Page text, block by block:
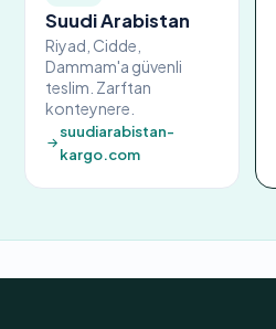
Suudi Arabistan
Riyad, Cidde,
Dammam'a güvenli
teslim. Zarftan
konteynere.
suudiarabistan-
kargo.com